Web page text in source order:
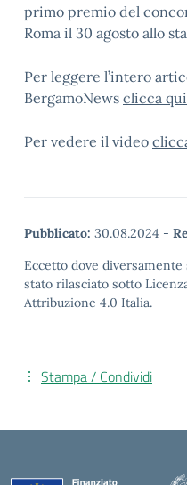
primo premio del
Roma il 30 agosto allo
Per leggere l’intero
BergamoNews clicca qui
Per vedere il video
Pubblicato: 30.08.2024 -
Eccetto dove
stato rilasciato sotto
Attribuzione 4.0 Italia.
Stampa / Condividi